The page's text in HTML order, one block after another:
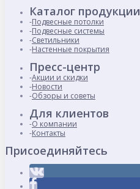
Каталог продукции
Подвесные потолки
Подвесные системы
Светильники
Настенные покрытия
Пресс-центр
Акции и скидки
Новости
Обзоры и советы
Для клиентов
О компании
Контакты
Присоединяйтесь